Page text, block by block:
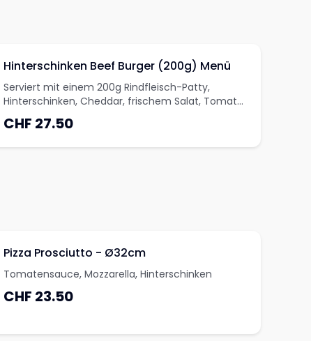
Hinterschinken Beef Burger (200g) Menü
Serviert mit einem 200g Rindfleisch-Patty,
Hinterschinken, Cheddar, frischem Salat, Tomate,
Gurke, Sesam-Bun, Haus-Sauce, einer Beilage
und einem Softdrink (0,33l) nach Wahl
CHF 27.50
Pizza Prosciutto - Ø32cm
Tomatensauce, Mozzarella, Hinterschinken
CHF 23.50